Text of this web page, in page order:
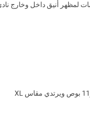
لمظهر أنيق داخل وخارج